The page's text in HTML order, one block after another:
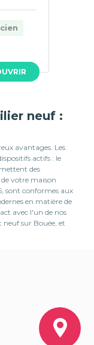
neuf :
avantages. Les
actifs : le
des
votre maison
sont conformes aux
en matière de
avec l'un de nos
sur Bouée, et